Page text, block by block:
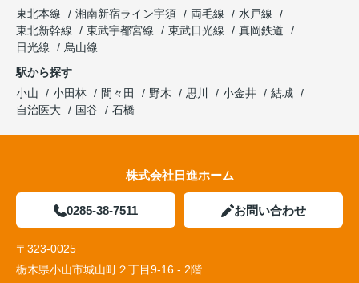
東北本線
湘南新宿ライン宇須 両毛線
水戸線
東北新幹線
東武宇都宮線 東武日光線
真岡鉄道
日光線
烏山線
駅から探す
小山
小田林 間々田 野木 思川 小金井
結城
自治医大
国谷 石橋
株式会社日進ホーム
0285-38-7511 お問い合わせ
〒323-0025
栃木県小山市城山町２丁目9-16 - 2階